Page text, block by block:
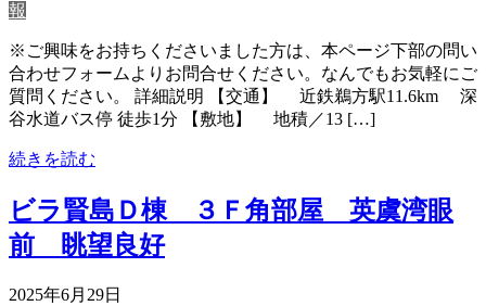
報
※ご興味をお持ちくださいました方は、本ページ下部の問い
合わせフォームよりお問合せください。なんでもお気軽にご
質問ください。 詳細説明 【交通】 近鉄鵜方駅11.6km 深
谷水道バス停 徒歩1分 【敷地】 地積／13 […]
続きを読む
ビラ賢島Ｄ棟 ３Ｆ角部屋 英虞湾眼
前 眺望良好
2025年6月29日